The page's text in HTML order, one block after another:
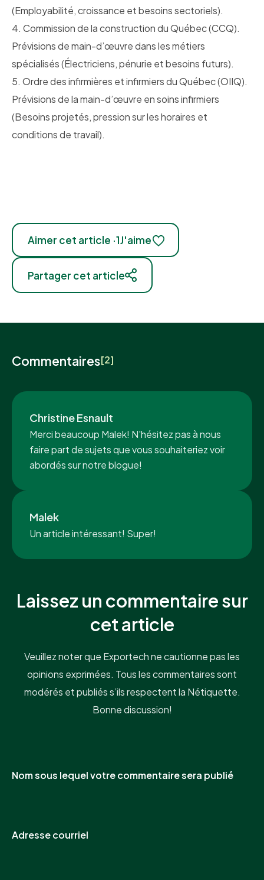
(Employabilité, croissance et besoins sectoriels).
4. Commission de la construction du Québec (CCQ).
Prévisions de main-d’œuvre dans les métiers
spécialisés (Électriciens, pénurie et besoins futurs).
5. Ordre des infirmières et infirmiers du Québec (OIIQ).
Prévisions de la main-d’œuvre en soins infirmiers
(Besoins projetés, pression sur les horaires et
conditions de travail).
Aimer cet article ·1J'aime
Partager cet article
Commentaires[2]
Christine Esnault
Merci beaucoup Malek! N'hésitez pas à nous
faire part de sujets que vous souhaiteriez voir
abordés sur notre blogue!
Malek
Un article intéressant! Super!
Laissez un commentaire sur
cet article
Veuillez noter que Exportech ne cautionne pas les
opinions exprimées. Tous les commentaires sont
modérés et publiés s’ils respectent la Nétiquette.
Bonne discussion!
Nom sous lequel votre commentaire sera publié
Adresse courriel